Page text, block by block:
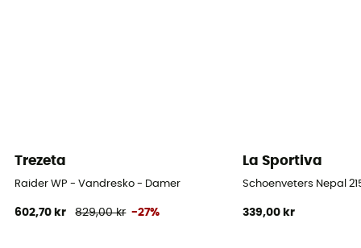
Tåkappe
Ja
Trezeta
Raider WP - Vandresko - Damer
602,70 kr 829,00 kr -27%
La Sportiva
Schoenveters Nepal
339,00 kr